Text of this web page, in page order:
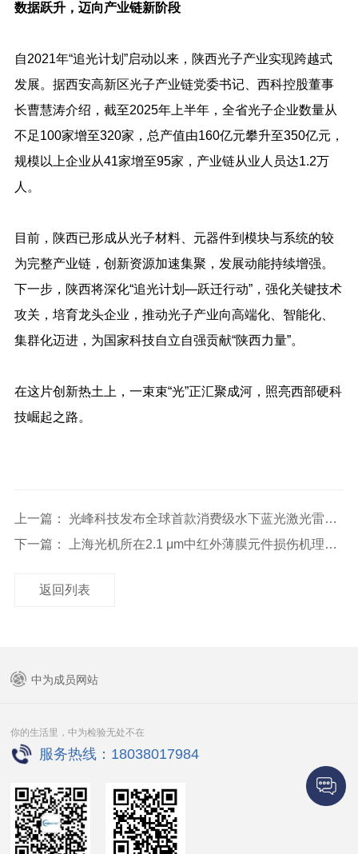
数据跃升，迈向产业链新阶段
自2021年“追光计划”启动以来，陕西光子产业实现跨越式
发展。据西安高新区光子产业链党委书记、西科控股董事
长曹慧涛介绍，截至2025年上半年，全省光子企业数量从
不足100家增至320家，总产值由160亿元攀升至350亿元，
规模以上企业从41家增至95家，产业链从业人员达1.2万
人。
目前，陕西已形成从光子材料、元器件到模块与系统的较
为完整产业链，创新资源加速集聚，发展动能持续增强。
下一步，陕西将深化“追光计划—跃迁行动”，强化关键技术
攻关，培育龙头企业，推动光子产业向高端化、智能化、
集群化迈进，为国家科技自立自强贡献“陕西力量”。
在这片创新热土上，一束束“光”正汇聚成河，照亮西部硬科
技崛起之路。
上一篇： 光峰科技发布全球首款消费级水下蓝光激光雷达 开启“10米测距
下一篇： 上海光机所在2.1 μm中红外薄膜元件损伤机理研究方面取得重
返回列表
中为成员网站
你的生活里，中为检验无处不在
服务热线：18038017984